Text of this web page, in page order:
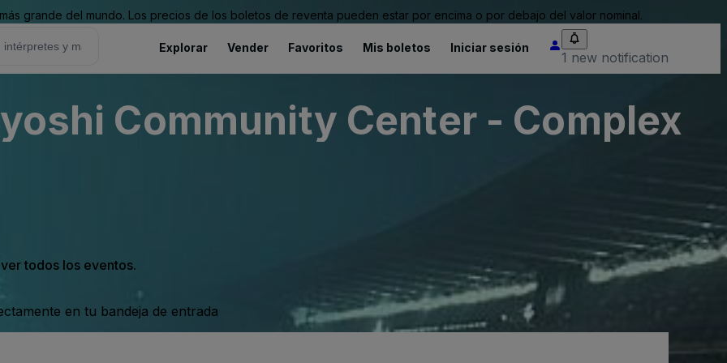
grande del mundo. Los precios de los boletos de reventa pueden estar por encima o por debajo del valor nominal.
Explorar Vender Favoritos Mis boletos Iniciar sesión
1 new notification
Community Center - Complex
todos los eventos.
en tu bandeja de entrada